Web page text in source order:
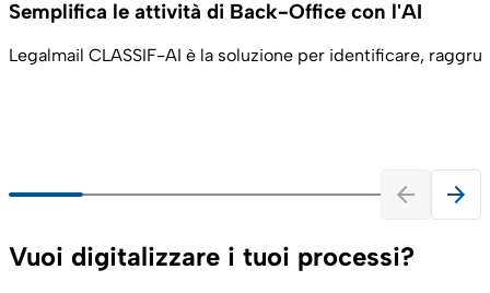
Semplifica le attività di Back-Office con l'AI
Legalmail CLASSIF-AI è la soluzione per identificare,
arrow_back arrow_forward
Vuoi digitalizzare i tuoi processi?